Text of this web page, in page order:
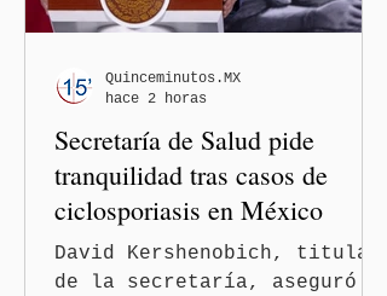
Secretaría de Salud pide
tranquilidad tras casos de
ciclosporiasis en México
David Kershenobich, titular
de la secretaría, aseguró
Quinceminutos.MX
hace 2 horas